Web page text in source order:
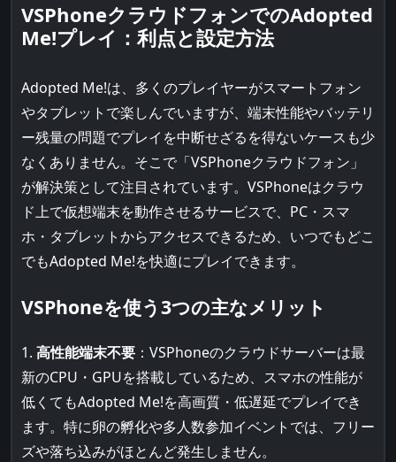
VSPhoneクラウドフォンでのAdopted
Me!プレイ：利点と設定方法
Adopted Me!は、多くのプレイヤーがスマートフォン
やタブレットで楽しんでいますが、端末性能やバッテリ
ー残量の問題でプレイを中断せざるを得ないケースも少
なくありません。そこで「VSPhoneクラウドフォン」
が解決策として注目されています。VSPhoneはクラウ
ド上で仮想端末を動作させるサービスで、PC・スマ
ホ・タブレットからアクセスできるため、いつでもどこ
でもAdopted Me!を快適にプレイできます。
VSPhoneを使う3つの主なメリット
1. 高性能端末不要 ：VSPhoneのクラウドサーバーは最
新のCPU・GPUを搭載しているため、スマホの性能が
低くてもAdopted Me!を高画質・低遅延でプレイでき
ます。特に卵の孵化や多人数参加イベントでは、フリー
ズや落ち込みがほとんど発生しません。